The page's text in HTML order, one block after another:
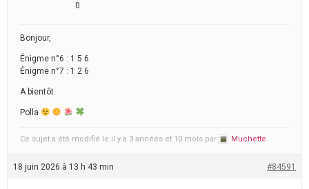
0
Bonjour,
Énigme n°6 : 1 5 6
Énigme n°7 : 1 2 6
A bientôt
Polla
Ce sujet a été modifié le il y a 3 années et 10 mois par Muchette.
18 juin 2026 à 13 h 43 min #84591